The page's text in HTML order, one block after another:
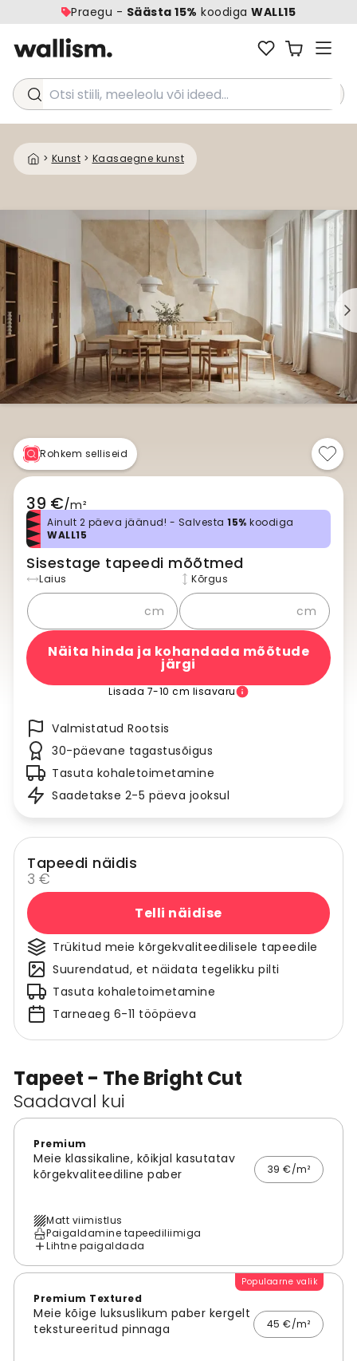
Praegu - Säästa 15% koodiga WALL15
Otsi stiili, meeleolu või ideed...
> Kunst > Kaasaegne kunst
Tapeet - The Bright Cut
Saadaval kui
Premium
Meie klassikaline, kõikjal kasutatav
kõrgekvaliteediline paber
39 €/m²
Matt viimistlus
Paigaldamine tapeediliimiga
Lihtne paigaldada
Populaarne valik
Premium Textured
Meie kõige luksuslikum paber kergelt
tekstureeritud pinnaga
45 €/m²
Rohkem selliseid
39 €/m²
Ainult 2 päeva jäänud! - Salvesta 15% koodiga
WALL15
Sisestage tapeedi mõõtmed
Laius
cm
Kõrgus
cm
Näita hinda ja kohandada mõõtude
järgi
Lisada 7-10 cm lisavaru
Valmistatud Rootsis
30-päevane tagastusõigus
Tasuta kohaletoimetamine
Saadetakse 2-5 päeva jooksul
Tapeedi näidis
3 €
Telli näidise
Trükitud meie kõrgekvaliteedilisele tapeedile
Suurendatud, et näidata tegelikku pilti
Tasuta kohaletoimetamine
Tarneaeg 6-11 tööpäeva